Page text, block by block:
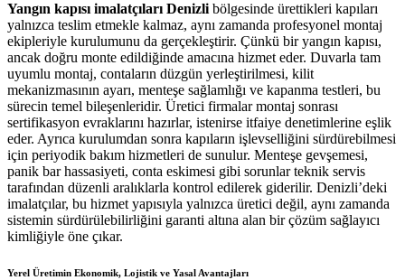
Yangın kapısı imalatçıları Denizli bölgesinde ürettikleri kapıları
yalnızca teslim etmekle kalmaz, aynı zamanda profesyonel montaj
ekipleriyle kurulumunu da gerçekleştirir. Çünkü bir yangın kapısı,
ancak doğru monte edildiğinde amacına hizmet eder. Duvarla tam
uyumlu montaj, contaların düzgün yerleştirilmesi, kilit
mekanizmasının ayarı, menteşe sağlamlığı ve kapanma testleri, bu
sürecin temel bileşenleridir. Üretici firmalar montaj sonrası
sertifikasyon evraklarını hazırlar, istenirse itfaiye denetimlerine eşlik
eder. Ayrıca kurulumdan sonra kapıların işlevselliğini sürdürebilmesi
için periyodik bakım hizmetleri de sunulur. Menteşe gevşemesi,
panik bar hassasiyeti, conta eskimesi gibi sorunlar teknik servis
tarafından düzenli aralıklarla kontrol edilerek giderilir. Denizli’deki
imalatçılar, bu hizmet yapısıyla yalnızca üretici değil, aynı zamanda
sistemin sürdürülebilirliğini garanti altına alan bir çözüm sağlayıcı
kimliğiyle öne çıkar.
Yerel Üretimin Ekonomik, Lojistik ve Yasal Avantajları